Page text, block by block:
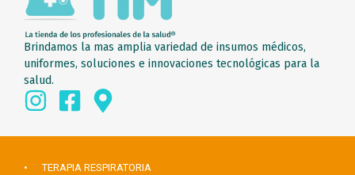
Brindamos la mas amplia variedad de insumos médicos,
uniformes, soluciones e innovaciones tecnológicas para la
salud.
• TERAPIA RESPIRATORIA